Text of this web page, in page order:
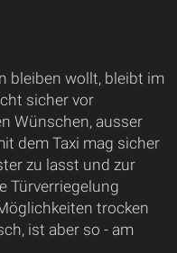
bleiben wollt, bleibt im
sicher vor
Wünschen, ausser
dem Taxi mag sicher
zu lasst und zur
Türverriegelung
trocken
ist aber so - am